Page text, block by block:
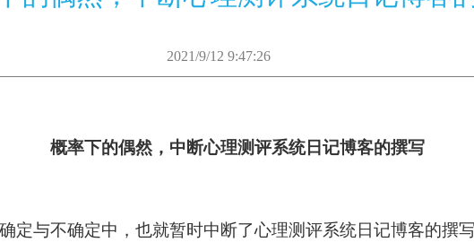
2021/9/12 9:47:26
概率下的偶然， 中断心理测评系统日记博客的撰写
定与不确定中，也就暂时中断了心理测评系统日记博客的撰写